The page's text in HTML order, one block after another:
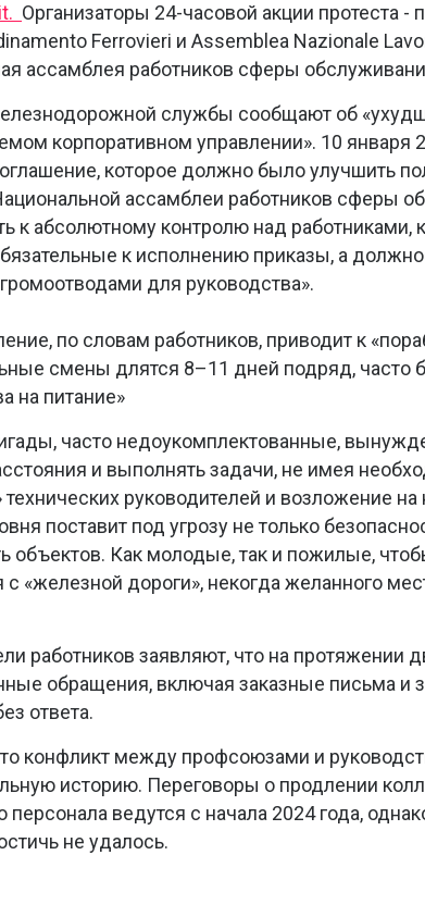
Организаторы 24-часовой акции протеста
Ferrovieri и Assemblea Nazionale
ассамблея работников сферы
службы сообщают об
корпоративном управлении». 10 января
которое должно было улучшить
ассамблеи работников сферы
к абсолютному контролю над
к исполнению приказы, а
для руководства».
по словам работников, приводит к
смены длятся 8–11 дней подряд, часто
на питание»
часто недоукомплектованные,
и выполнять задачи, не имея
технических руководителей и возложение на
поставит под угрозу не только
объектов. Как молодые, так и пожилые,
«железной дороги», некогда желанного
работников заявляют, что на протяжении
обращения, включая заказные письма и
ответа.
конфликт между профсоюзами и
историю. Переговоры о продлении
персонала ведутся с начала 2024 года,
не удалось.